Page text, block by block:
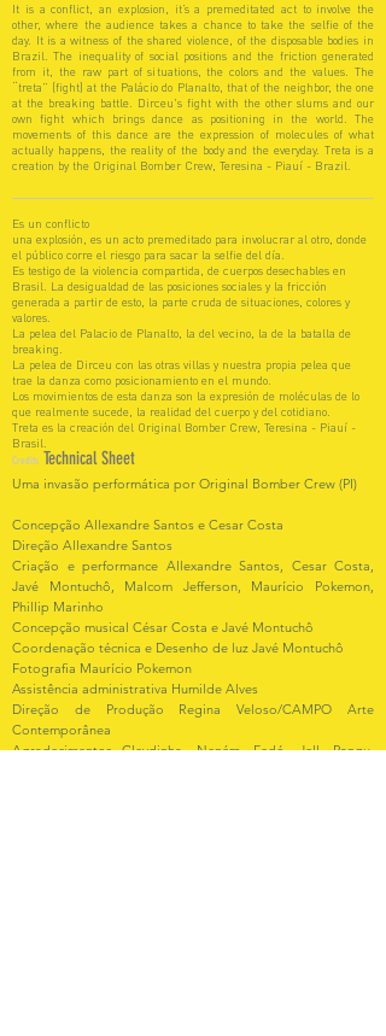
Credits Technical Sheet
It is a conflict, an explosion, it’s a premeditated act to involve the
other, where the audience takes a chance to take the selfie of the
day. It is a witness of the shared violence, of the disposable bodies in
Brazil. The inequality of social positions and the friction generated
from it, the raw part of situations, the colors and the values. The
“treta” (fight) at the Palácio do Planalto, that of the neighbor, the one
at the breaking battle. Dirceu's fight with the other slums and our
own fight which brings dance as positioning in the world. The
movements of this dance are the expression of molecules of what
actually happens, the reality of the body and the everyday. Treta is a
creation by the Original Bomber Crew, Teresina - Piauí - Brazil.
Es un conflicto
una explosión, es un acto premeditado para involucrar al otro, donde
el público corre el riesgo para sacar la selfie del día.
Es testigo de la violencia compartida, de cuerpos desechables en
Brasil. La desigualdad de las posiciones sociales y la fricción
generada a partir de esto, la parte cruda de situaciones, colores y
valores.
La pelea del Palacio de Planalto, la del vecino, la de la batalla de
breaking.
La pelea de Dirceu con las otras villas y nuestra propia pelea que
trae la danza como posicionamiento en el mundo.
Los movimientos de esta danza son la expresión de moléculas de lo
que realmente sucede, la realidad del cuerpo y del cotidiano.
Treta es la creación del Original Bomber Crew, Teresina - Piauí -
Brasil.
Uma invasão performática por Original Bomber Crew (PI)
Concepção Allexandre Santos e Cesar Costa
Direção Allexandre Santos
Criação e performance Allexandre Santos, Cesar Costa,
Javé Montuchô, Malcom Jefferson, Maurício Pokemon,
Phillip Marinho
Concepção musical César Costa e Javé Montuchô
Coordenação técnica e Desenho de luz Javé Montuchô
Fotografia Maurício Pokemon
Assistência administrativa Humilde Alves
Direção de Produção Regina Veloso/CAMPO Arte
Contemporânea
Agradecimentos Cleydinha, Neném, Fedó, Jell, Pangu,